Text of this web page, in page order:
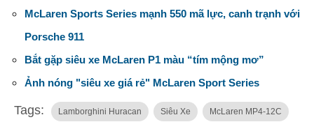
McLaren Sports Series mạnh 550 mã lực, canh trạnh với
Porsche 911
Bắt gặp siêu xe McLaren P1 màu “tím mộng mơ”
Ảnh nóng "siêu xe giá rẻ" McLaren Sport Series
Tags: Lamborghini Huracan Siêu Xe McLaren MP4-12C